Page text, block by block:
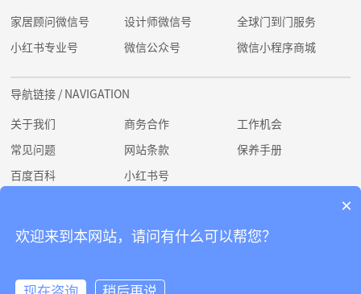
家居顾问微信号 设计师微信号 全球门到门服务
小红书专业号 微信公众号 微信小程序商城
导航链接 / NAVIGATION
关于我们 商务合作 工作机会
常见问题 网站条款 保养手册
百度百科 小红书号
权所有 All Rights Reserved. |浙ICP备2022009838号-1|
×
欢迎来到本网站，请问有什么可以帮您？